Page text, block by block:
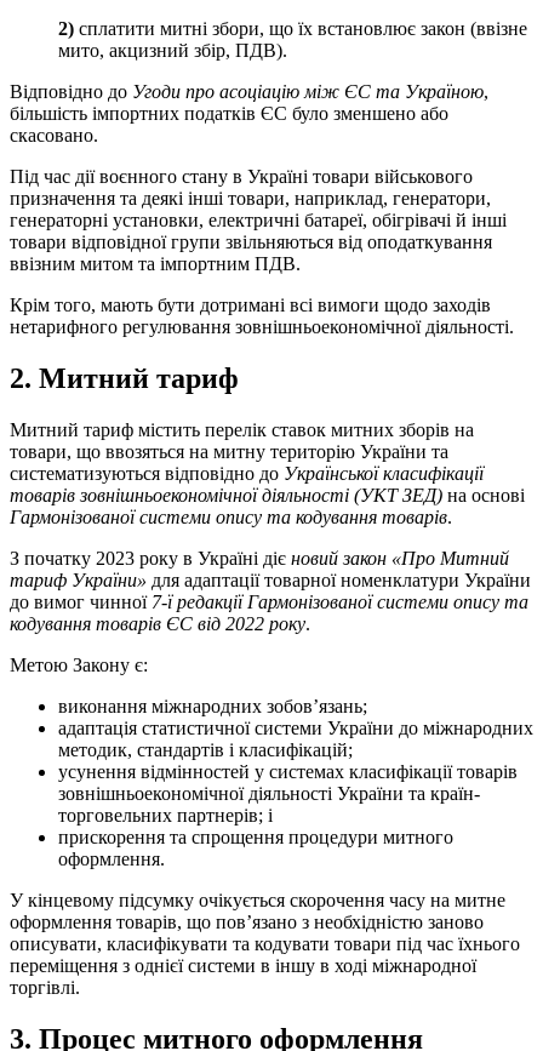
2) сплатити митні збори, що їх встановлює закон (ввізне
мито, акцизний збір, ПДВ).
Відповідно до Угоди про асоціацію між ЄС та Україною,
більшість імпортних податків ЄС було зменшено або
скасовано.
Під час дії воєнного стану в Україні товари військового
призначення та деякі інші товари, наприклад, генератори,
генераторні установки, електричні батареї, обігрівачі й інші
товари відповідної групи звільняються від оподаткування
ввізним митом та імпортним ПДВ.
Крім того, мають бути дотримані всі вимоги щодо заходів
нетарифного регулювання зовнішньоекономічної діяльності.
2. Митний тариф
Митний тариф містить перелік ставок митних зборів на
товари, що ввозяться на митну територію України та
систематизуються відповідно до Української класифікації
товарів зовнішньоекономічної діяльності (УКТ ЗЕД) на основі
Гармонізованої системи опису та кодування товарів.
З початку 2023 року в Україні діє новий закон «Про Митний
тариф України» для адаптації товарної номенклатури України
до вимог чинної 7-ї редакції Гармонізованої системи опису та
кодування товарів ЄС від 2022 року.
Метою Закону є:
виконання міжнародних зобов’язань;
адаптація статистичної системи України до міжнародних
методик, стандартів і класифікацій;
усунення відмінностей у системах класифікації товарів
зовнішньоекономічної діяльності України та країн-
торговельних партнерів; і
прискорення та спрощення процедури митного
оформлення.
У кінцевому підсумку очікується скорочення часу на митне
оформлення товарів, що пов’язано з необхідністю заново
описувати, класифікувати та кодувати товари під час їхнього
переміщення з однієї системи в іншу в ході міжнародної
торгівлі.
3. Процес митного оформлення